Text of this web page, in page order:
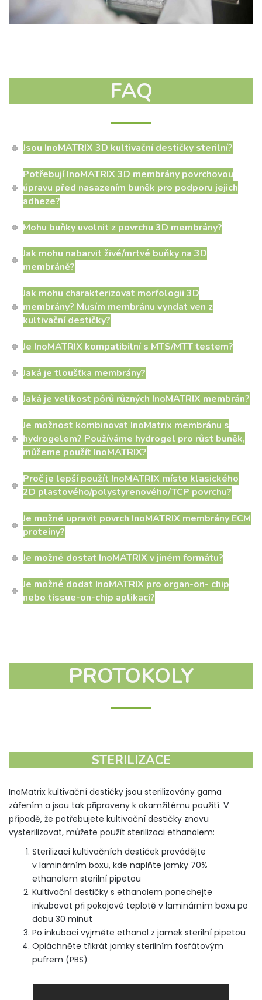
FAQ
Jsou InoMATRIX 3D kultivační destičky sterilní?
Potřebují InoMATRIX 3D membrány povrchovou
úpravu před nasazením buněk pro podporu jejich
adheze?
Mohu buňky uvolnit z povrchu 3D membrány?
Jak mohu nabarvit živé/mrtvé buňky na 3D
membráně?
Jak mohu charakterizovat morfologii 3D
membrány? Musím membránu vyndat ven z
kultivační destičky?
Je InoMATRIX kompatibilní s MTS/MTT testem?
Jaká je tloušťka membrány?
Jaká je velikost pórů různých InoMATRIX membrán?
Je možnost kombinovat InoMatrix membránu s
hydrogelem? Používáme hydrogel pro růst buněk,
můžeme použít InoMATRIX?
Proč je lepší použít InoMATRIX místo klasického
2D plastového/polystyrenového/TCP povrchu?
Je možné upravit povrch InoMATRIX membrány ECM
proteiny?
Je možné dostat InoMATRIX v jiném formátu?
Je možné dodat InoMATRIX pro organ-on- chip
nebo tissue-on-chip aplikaci?
PROTOKOLY
STERILIZACE
InoMatrix kultivační destičky jsou sterilizovány gama
zářením a jsou tak připraveny k okamžitému použití. V
případě, že potřebujete kultivační destičky znovu
vysterilizovat, můžete použít sterilizaci ethanolem:
Sterilizaci kultivačních destiček provádějte
v laminárním boxu, kde naplňte jamky 70%
ethanolem sterilní pipetou
Kultivační destičky s ethanolem ponechejte
inkubovat při pokojové teplotě v laminárním boxu po
dobu 30 minut
Po inkubaci vyjměte ethanol z jamek sterilní pipetou
Opláchněte třikrát jamky sterilním fosfátovým
pufrem (PBS)